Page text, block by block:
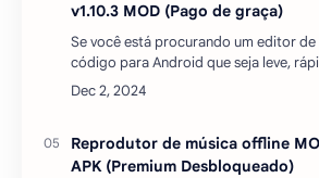
v1.10.3 MOD (Pago de graça)
Se você está procurando um editor de
código para Android que seja leve,
poderoso, você precisa conhecer o
- Powerful Code Editor desbloqueado
Reprodutor de música offline
APK (Premium Desbloqueado)